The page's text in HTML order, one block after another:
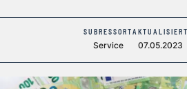
SUBRESSORT
Service 07.05.2023